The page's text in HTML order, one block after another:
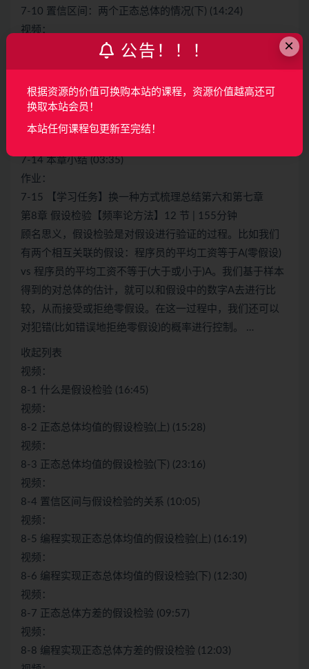
7-10 置信区间：两个正态总体的情况(下) (14:24)
视频：
7-11 编程求置信区间：两个正态总体的情况(上) (14:45)
7-12 编程求置信区间：两个正态总体的情况(下) (11:04)
视频：
7-13 单侧置信区间 (06:43)
7-14 本章小结 (03:35)
作业：
7-15 【学习任务】换一种方式梳理总结第六和第七章
第8章 假设检验【频率论方法】12 节 | 155分钟
顾名思义，假设检验是对假设进行验证的过程。比如我们
有两个相互关联的假设：程序员的平均工资等于A(零假设)
vs 程序员的平均工资不等于(大于或小于)A。我们基于样本
得到的对总体的估计，就可以和假设中的数字A去进行比
较，从而接受或拒绝零假设。在这一过程中，我们还可以
对犯错(比如错误地拒绝零假设)的概率进行控制。 …
收起列表
视频：
8-1 什么是假设检验 (16:45)
视频：
8-2 正态总体均值的假设检验(上) (15:28)
视频：
8-3 正态总体均值的假设检验(下) (23:16)
视频：
8-4 置信区间与假设检验的关系 (10:05)
视频：
8-5 编程实现正态总体均值的假设检验(上) (16:19)
视频：
8-6 编程实现正态总体均值的假设检验(下) (12:30)
视频：
8-7 正态总体方差的假设检验 (09:57)
视频：
8-8 编程实现正态总体方差的假设检验 (12:03)
×
公告！！！
根据资源的价值可换购本站的课程，资源价值越高还可
换取本站会员！
本站任何课程包更新至完结！